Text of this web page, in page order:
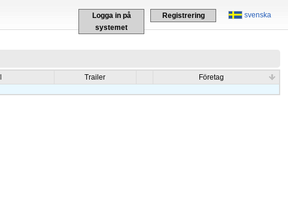
svenska
Logga in på
systemet
Registrering
Trailer
Företag